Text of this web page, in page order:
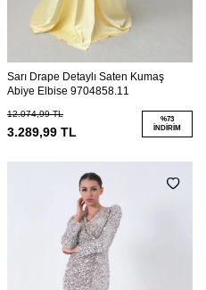
Sarı Drape Detaylı Saten Kumaş
Abiye Elbise 9704858.11
12.074,99TL
3.289,99 TL
%73
İNDIRIM